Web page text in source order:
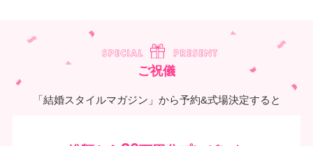
ご祝儀
「結婚スタイルマガジン」から予約&式場決定すると